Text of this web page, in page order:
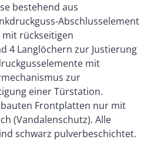
bestehend aus
Abschlusselement
rückseitigen
4 Langlöchern zur Justierung
mit
zur
einer Türstation.
Frontplatten nur mit
(Vandalenschutz). Alle
schwarz pulverbeschichtet.